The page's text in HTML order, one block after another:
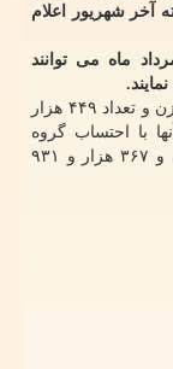
آخر شهریور اعلام
ماه می توانند
در کنکور ۱۴۰۰ تعداد ۶۶۲ هزار و ۱۱۴ داوطلب زن و تعداد ۴۴۹ هزار
با احتساب گروه
آزمایشی دوم برخی داوطلبان، تعداد یک میلیون و ۳۶۷ هزار و ۹۳۱